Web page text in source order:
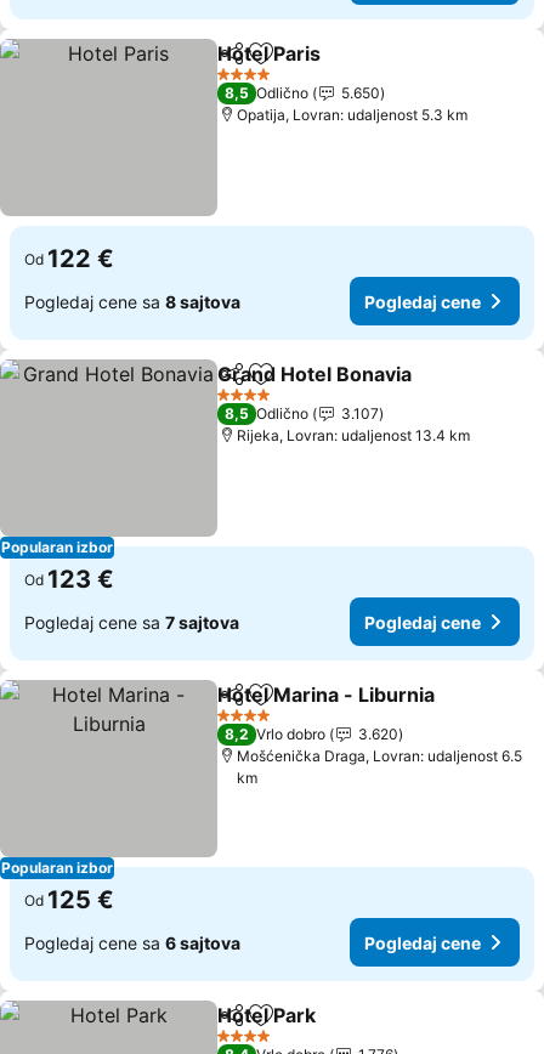
Deli Dodati u favorite
Hotel Paris
4 Zvezdice
8,5 Odlično
5.650
Opatija, Lovran: udaljenost 5.3 km
Od 122 €
Pogledaj cene sa 8 sajtova Pogledaj cene
Popularan izbor
Deli Dodati u favorite
Grand Hotel Bonavia
4 Zvezdice
8,5 Odlično
3.107
Rijeka, Lovran: udaljenost 13.4 km
Od 123 €
Pogledaj cene sa 7 sajtova Pogledaj cene
Popularan izbor
Deli Dodati u favorite
Hotel Marina - Liburnia
4 Zvezdice
8,2 Vrlo dobro
3.620
Mošćenička Draga, Lovran: udaljenost 6.5
km
Od 125 €
Pogledaj cene sa 6 sajtova Pogledaj cene
Deli Dodati u favorite
Hotel Park
4 Zvezdice